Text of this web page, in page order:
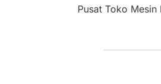
Pusat Toko Mesin